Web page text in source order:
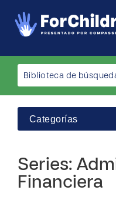
Categorías
Series:
Financiera